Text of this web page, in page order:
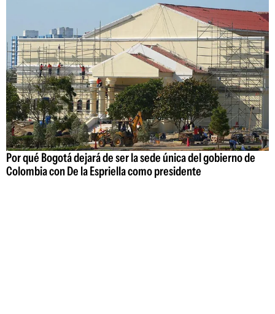
Por qué Bogotá dejará de ser la sede única del gobierno de
Colombia con De la Espriella como presidente